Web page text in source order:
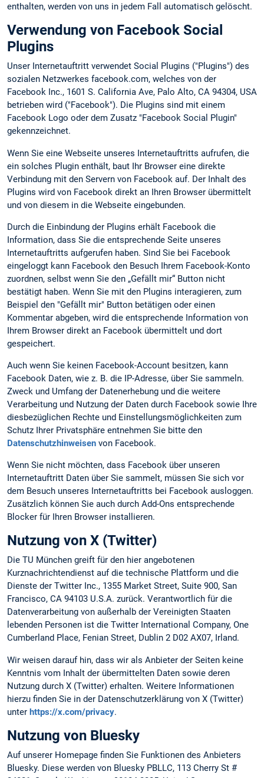
enthalten, werden von uns in jedem Fall automatisch gelöscht.
Verwendung von Facebook Social
Plugins
Unser Internetauftritt verwendet Social Plugins ("Plugins") des
sozialen Netzwerkes facebook.com, welches von der
Facebook Inc., 1601 S. California Ave, Palo Alto, CA 94304, USA
betrieben wird ("Facebook"). Die Plugins sind mit einem
Facebook Logo oder dem Zusatz "Facebook Social Plugin"
gekennzeichnet.
Wenn Sie eine Webseite unseres Internetauftritts aufrufen, die
ein solches Plugin enthält, baut Ihr Browser eine direkte
Verbindung mit den Servern von Facebook auf. Der Inhalt des
Plugins wird von Facebook direkt an Ihren Browser übermittelt
und von diesem in die Webseite eingebunden.
Durch die Einbindung der Plugins erhält Facebook die
Information, dass Sie die entsprechende Seite unseres
Internetauftritts aufgerufen haben. Sind Sie bei Facebook
eingeloggt kann Facebook den Besuch Ihrem Facebook-Konto
zuordnen, selbst wenn Sie den „Gefällt mir“ Button nicht
bestätigt haben. Wenn Sie mit den Plugins interagieren, zum
Beispiel den "Gefällt mir" Button betätigen oder einen
Kommentar abgeben, wird die entsprechende Information von
Ihrem Browser direkt an Facebook übermittelt und dort
gespeichert.
Auch wenn Sie keinen Facebook-Account besitzen, kann
Facebook Daten, wie z. B. die IP-Adresse, über Sie sammeln.
Zweck und Umfang der Datenerhebung und die weitere
Verarbeitung und Nutzung der Daten durch Facebook sowie Ihre
diesbezüglichen Rechte und Einstellungsmöglichkeiten zum
Schutz Ihrer Privatsphäre entnehmen Sie bitte den
Datenschutzhinweisen von Facebook.
Wenn Sie nicht möchten, dass Facebook über unseren
Internetauftritt Daten über Sie sammelt, müssen Sie sich vor
dem Besuch unseres Internetauftritts bei Facebook ausloggen.
Zusätzlich können Sie auch durch Add-Ons entsprechende
Blocker für Ihren Browser installieren.
Nutzung von X (Twitter)
Die TU München greift für den hier angebotenen
Kurznachrichtendienst auf die technische Plattform und die
Dienste der Twitter Inc., 1355 Market Street, Suite 900, San
Francisco, CA 94103 U.S.A. zurück. Verantwortlich für die
Datenverarbeitung von außerhalb der Vereinigten Staaten
lebenden Personen ist die Twitter International Company, One
Cumberland Place, Fenian Street, Dublin 2 D02 AX07, Irland.
Wir weisen darauf hin, dass wir als Anbieter der Seiten keine
Kenntnis vom Inhalt der übermittelten Daten sowie deren
Nutzung durch X (Twitter) erhalten. Weitere Informationen
hierzu finden Sie in der Datenschutzerklärung von X (Twitter)
unter https://x.com/privacy.
Nutzung von Bluesky
Auf unserer Homepage finden Sie Funktionen des Anbieters
Bluesky. Diese werden von Bluesky PBLLC, 113 Cherry St #